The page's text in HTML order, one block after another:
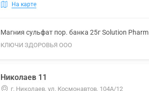
На карте
Магния сульфат пор. банка 25г Solution Pharm
КЛЮЧИ ЗДОРОВЬЯ ООО
Николаев 11
г. Николаев, ул. Космонавтов, 104А/12